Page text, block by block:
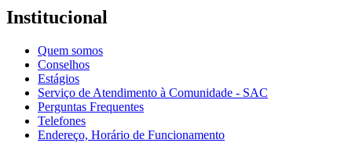
Institucional
Quem somos
Conselhos
Estágios
Serviço de Atendimento à Comunidade - SAC
Perguntas Frequentes
Telefones
Endereço, Horário de Funcionamento